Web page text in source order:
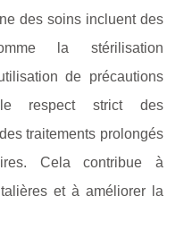
des soins incluent des
la stérilisation
de précautions
respect strict des
traitements prolongés
Cela contribue à
et à améliorer la